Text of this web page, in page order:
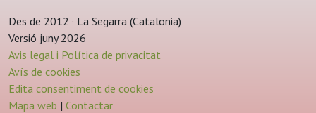
Des de 2012 · La Segarra (Catalonia)
Versió juny 2026
Avis legal i Política de privacitat
Avís de cookies
Edita consentiment de cookies
Mapa web | Contactar